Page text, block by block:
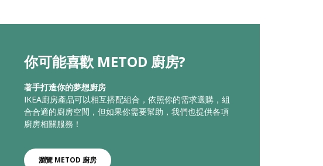
你可能喜歡 METOD 廚房?
著手打造你的夢想廚房
IKEA廚房產品可以相互搭配組合，依照你的需求選購，組
合合適的廚房空間，但如果你需要幫助，我們也提供各項
廚房相關服務！
瀏覽 METOD 廚房